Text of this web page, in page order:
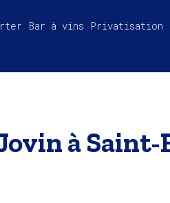
Bar à vins Privatisation
à